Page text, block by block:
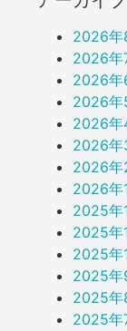
2026年
2026年
2026年
2026年
2026年
2026年
2026年
2026年
2025年
2025年
2025年
2025年
2025年
2025年